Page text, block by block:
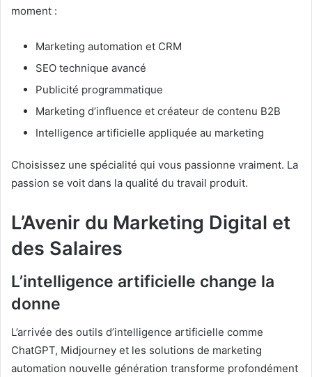
moment :
Marketing automation et CRM
SEO technique avancé
Publicité programmatique
Marketing d’influence et créateur de contenu B2B
Intelligence artificielle appliquée au marketing
Choisissez une spécialité qui vous passionne vraiment. La
passion se voit dans la qualité du travail produit.
L’Avenir du Marketing Digital et
des Salaires
L’intelligence artificielle change la
donne
L’arrivée des outils d’intelligence artificielle comme
ChatGPT, Midjourney et les solutions de marketing
automation nouvelle génération transforme profondément